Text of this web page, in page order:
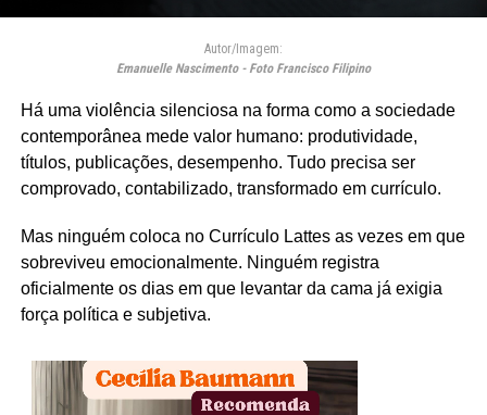
Autor/Imagem:
Emanuelle Nascimento - Foto Francisco Filipino
Há uma violência silenciosa na forma como a sociedade
contemporânea mede valor humano: produtividade,
títulos, publicações, desempenho. Tudo precisa ser
comprovado, contabilizado, transformado em currículo.
Mas ninguém coloca no Currículo Lattes as vezes em que
sobreviveu emocionalmente. Ninguém registra
oficialmente os dias em que levantar da cama já exigia
força política e subjetiva.